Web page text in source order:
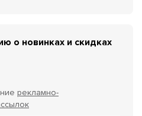
о новинках и скидках
рекламно-